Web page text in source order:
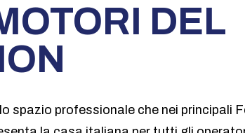
DEL
spazio professionale che nei principali